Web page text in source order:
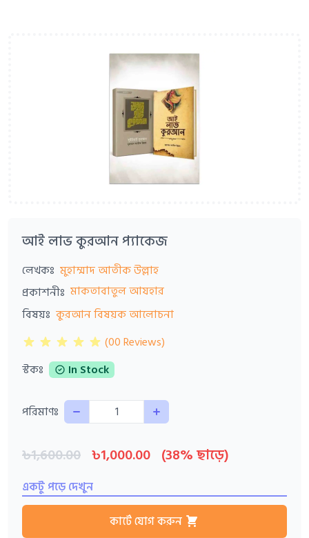
আই লাভ কুরআন প্যাকেজ
লেখকঃ মুহাম্মাদ আতীক উল্লাহ
প্রকাশনীঃ মাকতাবাতুল আযহার
বিষয়ঃ কুরআন বিষয়ক আলোচনা
(00 Reviews)
স্টকঃ
In Stock
পরিমাণঃ Quantity
৳1,600.00 ৳1,000.00 (38% ছাড়ে)
একটু পড়ে দেখুন
কার্টে যোগ করুন